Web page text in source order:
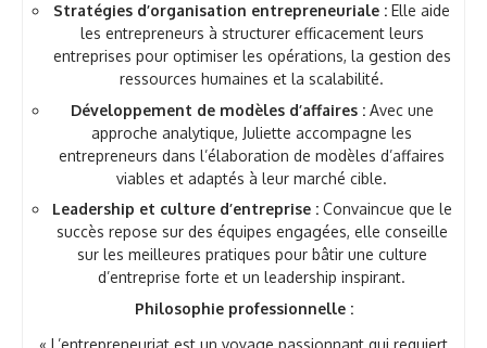
Stratégies d’organisation entrepreneuriale : Elle aide
les entrepreneurs à structurer efficacement leurs
entreprises pour optimiser les opérations, la gestion des
ressources humaines et la scalabilité.
Développement de modèles d’affaires :Avec une
approche analytique, Juliette accompagne les
entrepreneurs dans l’élaboration de modèles d’affaires
viables et adaptés à leur marché cible.
Leadership et culture d’entreprise :Convaincue que le
succès repose sur des équipes engagées, elle conseille
sur les meilleures pratiques pour bâtir une culture
d’entreprise forte et un leadership inspirant.
Philosophie professionnelle :
« L’entrepreneuriat est un voyage passionnant qui requiert